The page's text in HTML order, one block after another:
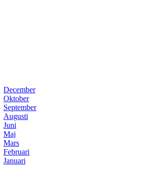
December
Oktober
September
Augusti
Juni
Maj
Mars
Februari
Januari